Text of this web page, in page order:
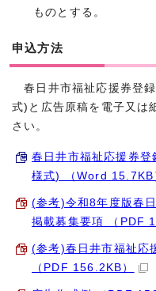
ものとする。
申込方法
春日井市福祉応援券登
式)と広告原稿を電子又は
さい。
春日井市福祉応援券
様式) （Word 15.7KB
(参考)令和8年度版春
掲載募集要項 （PDF
(参考)春日井市福祉応
（PDF 156.2KB）